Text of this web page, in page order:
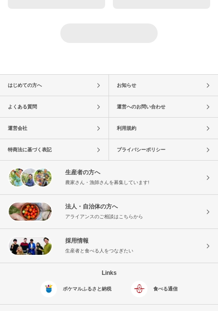
はじめての方へ お知らせ
よくある質問 運営へのお問い合わせ
運営会社 利用規約
特商法に基づく表記 プライバシーポリシー
生産者の方へ
農家さん・漁師さんを募集しています!
法人・自治体の方へ
アライアンスのご相談はこちらから
採用情報
生産者と食べる人をつなぎたい
Links
ポケマルふるさと納税 食べる通信